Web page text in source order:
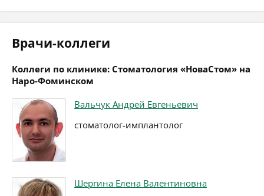
Врачи-коллеги
Коллеги по клинике: Стоматология «НоваСтом» на
Наро-Фоминском
Вальчук Андрей Евгеньевич
стоматолог-имплантолог
Шергина Елена Валентиновна